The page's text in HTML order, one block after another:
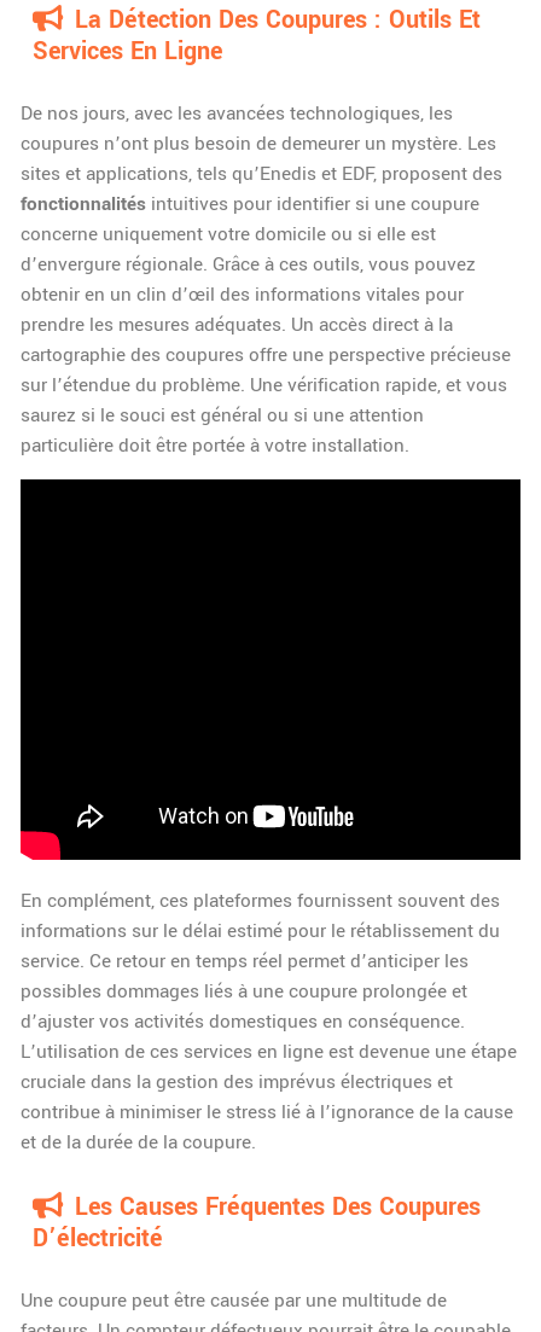
La Détection Des Coupures : Outils Et
Services En Ligne
De nos jours, avec les avancées technologiques, les
coupures n’ont plus besoin de demeurer un mystère. Les
sites et applications, tels qu’Enedis et EDF, proposent des
fonctionnalités intuitives pour identifier si une coupure
concerne uniquement votre domicile ou si elle est
d’envergure régionale. Grâce à ces outils, vous pouvez
obtenir en un clin d’œil des informations vitales pour
prendre les mesures adéquates. Un accès direct à la
cartographie des coupures offre une perspective précieuse
sur l’étendue du problème. Une vérification rapide, et vous
saurez si le souci est général ou si une attention
particulière doit être portée à votre installation.
En complément, ces plateformes fournissent souvent des
informations sur le délai estimé pour le rétablissement du
service. Ce retour en temps réel permet d’anticiper les
possibles dommages liés à une coupure prolongée et
d’ajuster vos activités domestiques en conséquence.
L’utilisation de ces services en ligne est devenue une étape
cruciale dans la gestion des imprévus électriques et
contribue à minimiser le stress lié à l’ignorance de la cause
et de la durée de la coupure.
Les Causes Fréquentes Des Coupures
D’électricité
Une coupure peut être causée par une multitude de